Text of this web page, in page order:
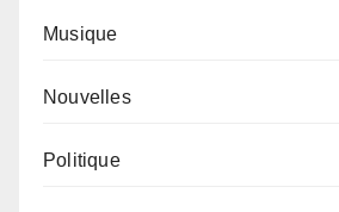
Musique
Nouvelles
Politique